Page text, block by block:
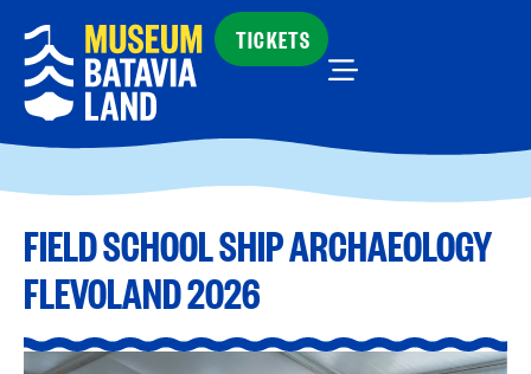
TICKETS
FIELD SCHOOL SHIP ARCHAEOLOGY
FLEVOLAND 2026